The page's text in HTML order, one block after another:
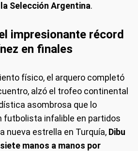
Selección Argentina.
impresionante récord
en finales
físico, el arquero completó
alzó el trofeo continental
asombrosa que lo
futbolista infalible en partidos
nueva estrella en Turquía, Dibu
manos a manos por